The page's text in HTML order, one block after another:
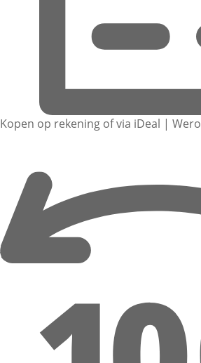
Kopen op rekening of via iDeal | Wero